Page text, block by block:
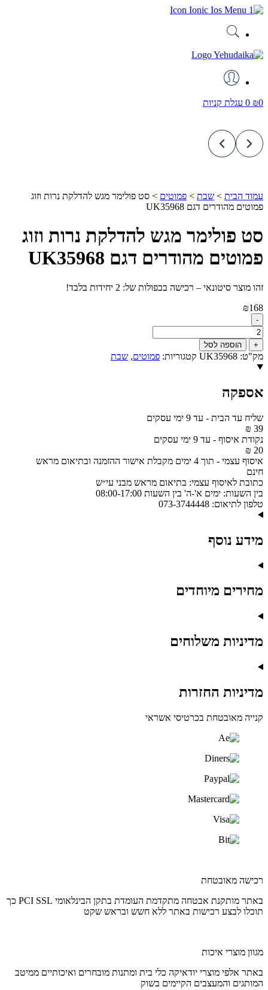
דלג
₪0
0 עגלת קניות
עמוד הבית > שבת > פמוטים > סט פולימר מגש להדלקת נרות וזוג
פמוטים מהודרים דגם UK35968
סט פולימר מגש להדלקת נרות וזוג
פמוטים מהודרים דגם UK35968
זהו מוצר סיטונאי – רכישה בכפולות של: 2 יחידות בלבד!
₪168
-
כמות
של
סט
פולימר
נרות
פמוטים
מהודרים
דגם
UK35968
+ הוספה לסל
מק"ט: UK35968 קטגוריות: פמוטים, שבת
אספקה
שליח עד הבית - עד 9 ימי עסקים
39 ₪
נקודת איסוף - עד 9 ימי עסקים
20 ₪
איסוף עצמי - תוך 4 ימים מקבלת אישור ההזמנה ובתיאום מראש
חינם
כתובת לאיסוף עצמי: בתיאום מראש מבני עי״ש
בין השעות: ימים א'-ה' בין השעות 08:00-17:00
טלפון לתיאום: 073-3744448
מידע נוסף
מחירים מיוחדים
מדיניות משלוחים
מדיניות החזרות
קנייה מאובטחת בכרטיסי אשראי
רכישה מאובטחת
באתר מותקנת אבטחה מתקדמת העומדת בתקן הבינלאומי PCI SSL כך
תוכלו לבצע רכישות באתר ללא חשש ובראש שקט
מגוון מוצרי איכות
באתר אלפי מוצרי יודאיקה כלי בית ומתנות מובחרים ואיכותיים ממיטב
המותגים והמעצבים הקיימים בשוק